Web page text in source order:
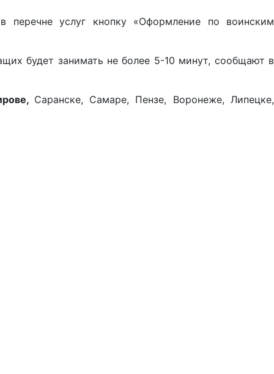
перечне услуг кнопку «Оформление по воинским
будет занимать не более 5-10 минут, сообщают в
Саранске, Самаре, Пензе, Воронеже, Липецке,